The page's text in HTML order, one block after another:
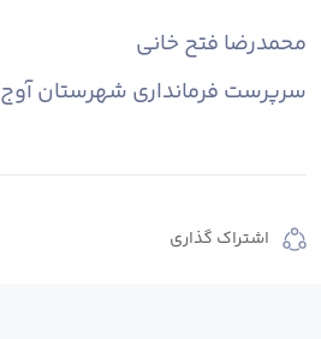
محمدرضا فتح خانی
سرپرست فرمانداری شهرستان آوج
اشتراک گذاری